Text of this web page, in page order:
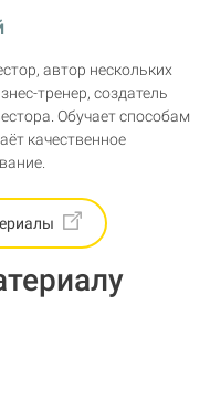
автор нескольких
тренер, создатель
Обучает способам
качественное